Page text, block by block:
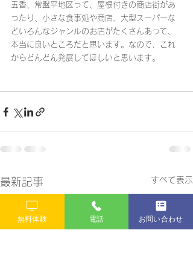
五香、常盤平地区って、屋根付きの商店街があ
ったり、小さな食事処や商店、大型スーパーな
どいろんなジャンルのお店がたくさんあって、
本当に良いところだと思います。なので、これ
からどんどん発展してほしいと思います。
最新記事 すべて表示
無料体験 電話 お問い合わせ